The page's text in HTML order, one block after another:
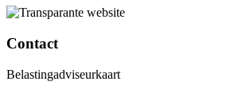
Contact
Belastingadviseurkaart